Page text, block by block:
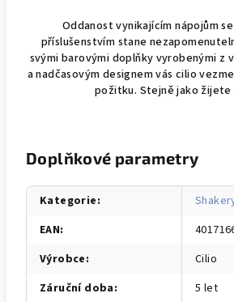
Oddanost vynikajícím nápojům
příslušenstvím stane
svými barovými doplňky vyrobenými z
a nadčasovým designem vás cilio
požitku. Stejně jako žijete
Doplňkové parametry
Kategorie:
EAN:
Výrobce:
Cilio
Záruční doba:
5 let